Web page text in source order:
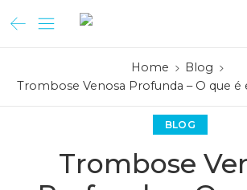
Home
Blog
Trombose Venosa Profunda – O que
BLOG
Trombose